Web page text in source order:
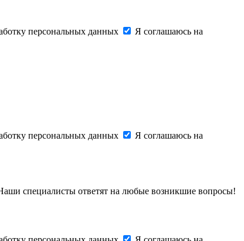
персональных данных
Я соглашаюсь на
персональных данных
Я соглашаюсь на
специалисты ответят на любые возникшие вопросы!